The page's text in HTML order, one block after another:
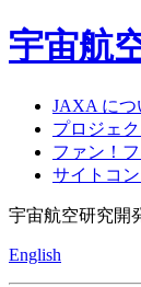
宇宙航
JAXA に
プロジェ
ファン！
サイトコ
宇宙航空研究開
English